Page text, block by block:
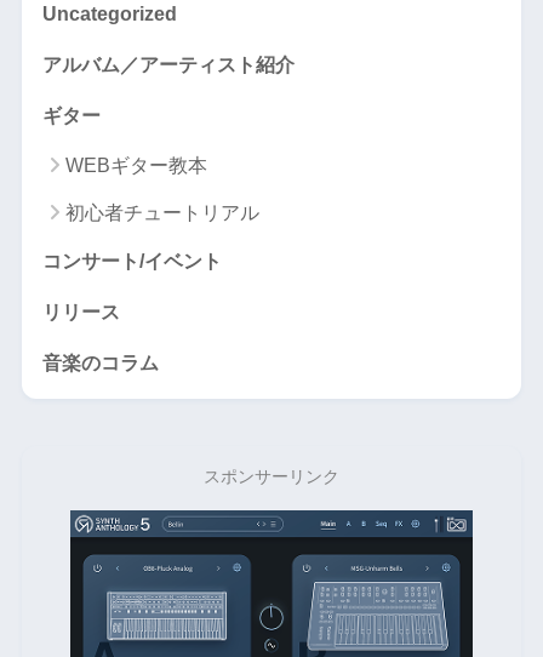
Uncategorized
アルバム／アーティスト紹介
ギター
WEBギター教本
初心者チュートリアル
コンサート/イベント
リリース
音楽のコラム
スポンサーリンク